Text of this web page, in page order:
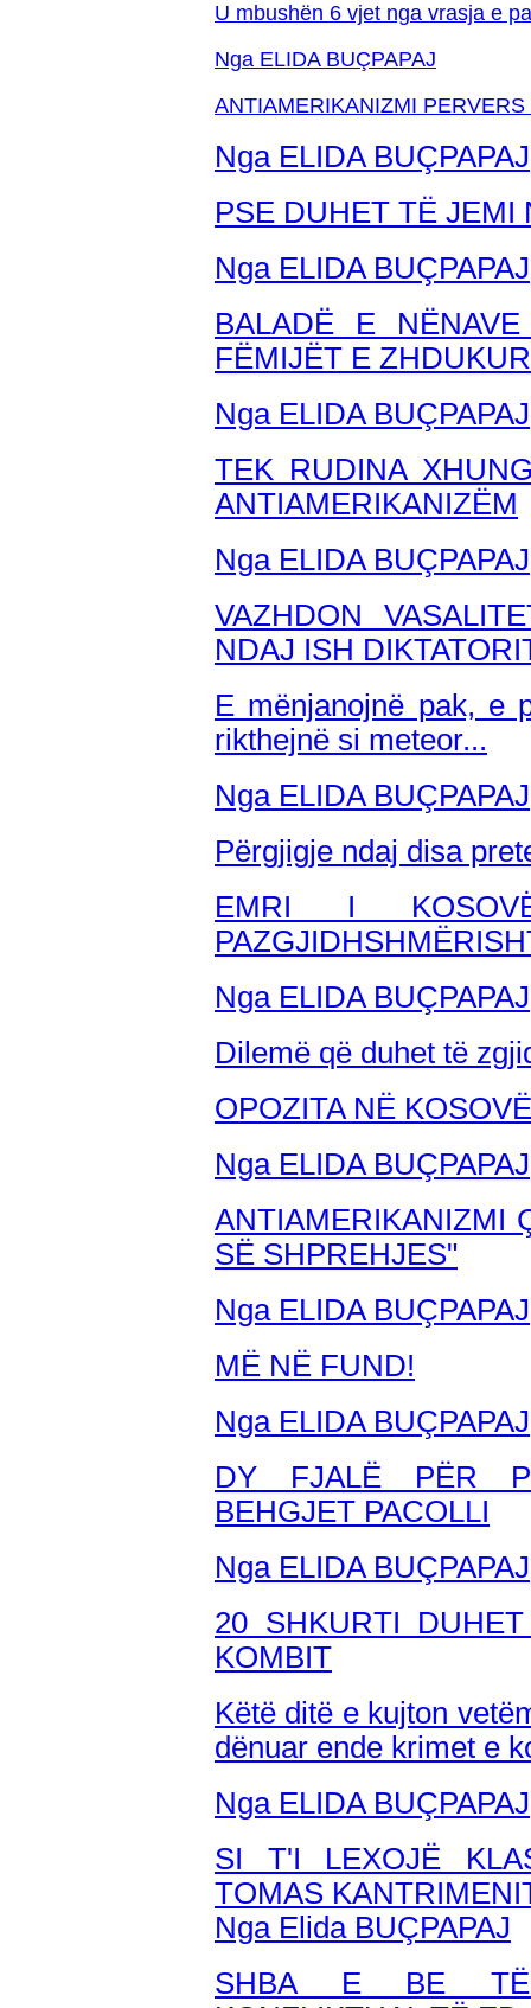
U mbushën 6 vjet nga vrasja e
Nga ELIDA BUÇPAPAJ
ANTIAMERIKANIZMI
Nga ELIDA BUÇPAPAJ
PSE DUHET TË JEMI
Nga ELIDA BUÇPAPAJ
BALADË E
FËMIJËT E ZHDUKUR
Nga ELIDA BUÇPAPAJ
TEK RUDINA
ANTIAMERIKANIZËM
Nga ELIDA BUÇPAPAJ
VAZHDON
NDAJ ISH
E mënjanojnë pak, e
rikthejnë si meteor...
Nga ELIDA BUÇPAPAJ
Përgjigje ndaj disa
EMRI I
Nga ELIDA BUÇPAPAJ
Dilemë që duhet të
OPOZITA NË
Nga ELIDA BUÇPAPAJ
ANTIAMERIKANIZMI
SË SHPREHJES"
Nga ELIDA BUÇPAPAJ
MË NË FUND!
Nga ELIDA BUÇPAPAJ
DY FJALË PËR
BEHGJET PACOLLI
Nga ELIDA BUÇPAPAJ
20 SHKURTI
KOMBIT
Këtë ditë e kujton
dënuar ende krimet e
Nga ELIDA BUÇPAPAJ
SI T'I LEXOJË
TOMAS
Nga Elida BUÇPAPAJ
SHBA E BE TË